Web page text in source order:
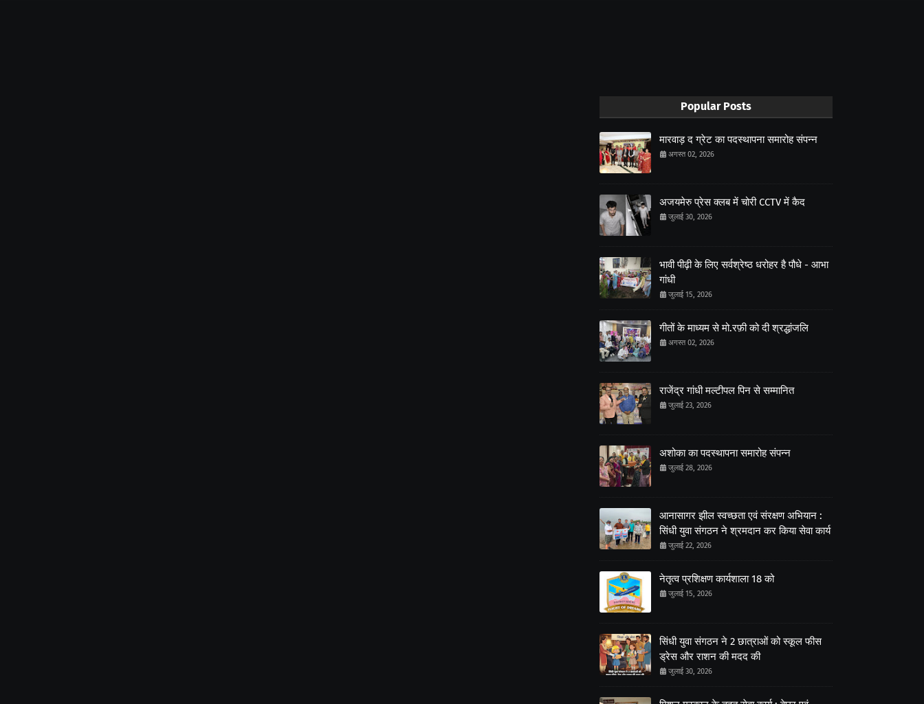
Popular Posts
मारवाड़ द ग्रेट का पदस्थापना समारोह संपन्न
अगस्त 02, 2026
अजयमेरु प्रेस क्लब में चोरी CCTV में कैद
जुलाई 30, 2026
भावी पीढ़ी के लिए सर्वश्रेष्ठ धरोहर है पौधे - आभा
गांधी
जुलाई 15, 2026
गीतों के माध्यम से मो.रफ़ी को दी श्रद्धांजलि
अगस्त 02, 2026
राजेंद्र गांधी मल्टीपल पिन से सम्मानित
जुलाई 23, 2026
अशोका का पदस्थापना समारोह संपन्न
जुलाई 28, 2026
आनासागर झील स्वच्छता एवं संरक्षण अभियान :
सिंधी युवा संगठन ने श्रमदान कर किया सेवा कार्य
जुलाई 22, 2026
नेतृत्व प्रशिक्षण कार्यशाला 18 को
जुलाई 15, 2026
सिंधी युवा संगठन ने 2 छात्राओं को स्कूल फीस
ड्रेस और राशन की मदद की
जुलाई 30, 2026